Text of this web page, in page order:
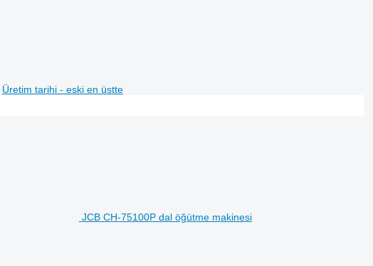
Üretim tarihi - eski en üstte
JCB CH-75100P dal öğütme makinesi